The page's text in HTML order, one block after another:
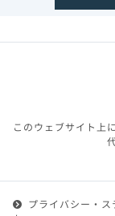
このウェブサイト上
プライバシー・ス